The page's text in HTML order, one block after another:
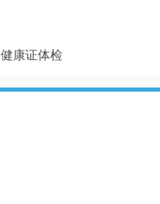
健康证体检